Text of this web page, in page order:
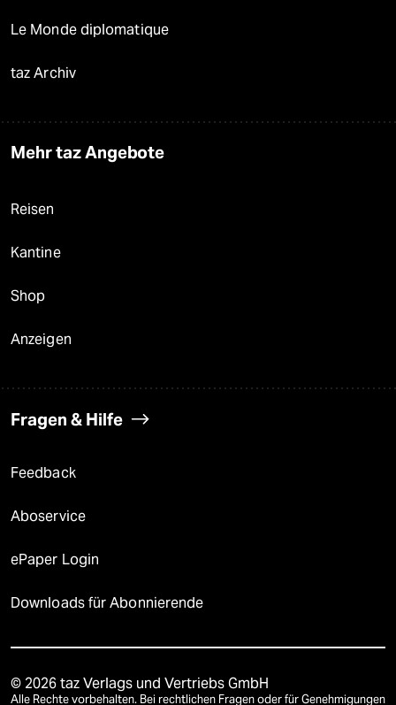
Le Monde diplomatique
taz Archiv
Mehr taz Angebote
Reisen
Kantine
Shop
Anzeigen
Fragen & Hilfe
Feedback
Aboservice
ePaper Login
Downloads für Abonnierende
© 2026 taz Verlags und Vertriebs GmbH
Alle Rechte vorbehalten. Bei rechtlichen Fragen oder für Genehmigungen